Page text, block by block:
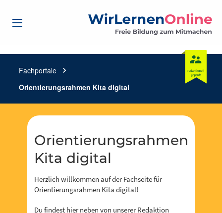
Fachportale
chevron_right
Orientierungsrahmen Kita digital
Orientierungsrahmen
Kita digital
Herzlich willkommen auf der Fachseite für
Orientierungsrahmen Kita digital!
Du findest hier neben von unserer Redaktion